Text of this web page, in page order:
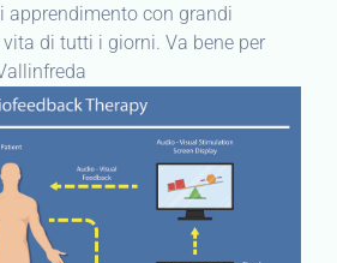
apprendimento con grandi
di tutti i giorni. Va bene per